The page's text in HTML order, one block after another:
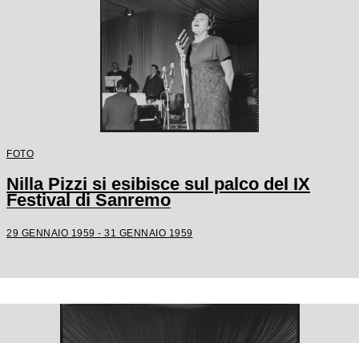
FOTO
Nilla Pizzi si esibisce sul palco del IX
Festival di Sanremo
29 GENNAIO 1959 - 31 GENNAIO 1959